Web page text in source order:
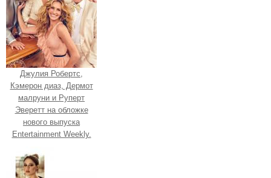
Джулия Робертс,
Кэмерон диаз, Дермот
малруни и Руперт
Эверетт на обложке
нового выпуска
Entertainment Weekly.